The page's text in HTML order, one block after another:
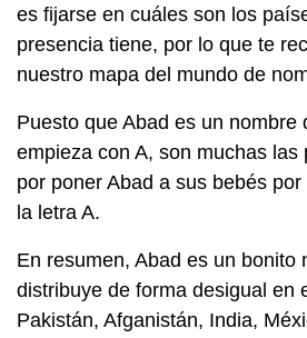
es fijarse en cuáles son los
presencia tiene, por lo que te
nuestro mapa del mundo de
Puesto que Abad es un nombre
empieza con A, son muchas las
por poner Abad a sus bebés
la letra A.
En resumen, Abad es un bonito
distribuye de forma desigual en
Pakistán, Afganistán, India,